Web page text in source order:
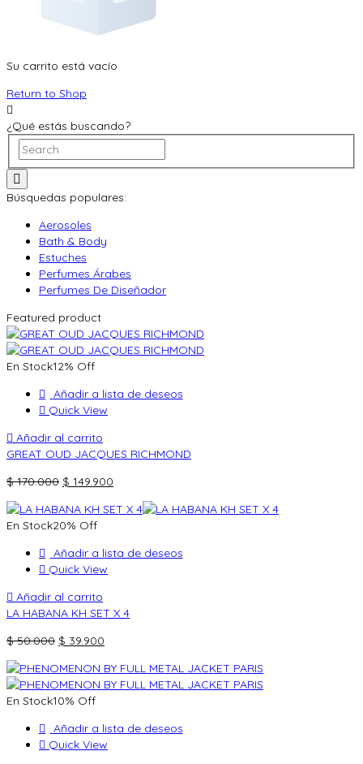
Su carrito está vacío
Return to Shop
¿Qué estás buscando?
Búsquedas populares:
Aerosoles
Bath & Body
Estuches
Perfumes Árabes
Perfumes De Diseñador
Featured product
En Stock12% Off
Añadir a lista de deseos
Quick View
Añadir al carrito
GREAT OUD JACQUES RICHMOND
$170.000 El
original
era:
$ 170.000.
$ 149.900
actual
$ 149.900.
En Stock20% Off
Añadir a lista de deseos
Quick View
Añadir al carrito
LA HABANA KH SET X 4
$50.000 El
original
era:
$ 50.000.
$ 39.900
actual
es:
En Stock10% Off
Añadir a lista de deseos
Quick View